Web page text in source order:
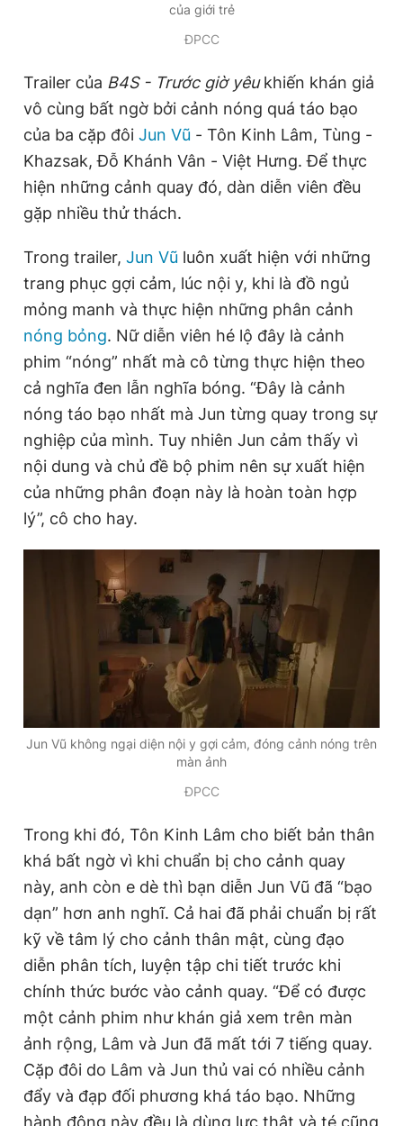
Theo dõi báo trên
Hotline
0906 645 777
Liên hệ quảng cáo
0908 780 404
Đặt báo Quảng cáo
Phó tổng biên tập thường trực: Hải Thành
Phó tổng biên tập: Lâm Hiếu Dũng
Phó tổng biên tập: Trần Việt Hưng
Tổng thư ký tòa soạn: Đức Trung
Giấy phép xuất bản số 110/GP - BTTTT cấp ngày 24.3.2020
© 2003-2026 Bản quyền thuộc về Báo Thanh Niên. Cấm sao
chép dưới mọi hình thức nếu không có sự chấp thuận bằng văn
bản. Phát triển bởi ePi Technologies, JSC.
của giới trẻ
ĐPCC
Trailer của B4S - Trước giờ yêukhiến khán giả
vô cùng bất ngờ bởi cảnh nóng quá táo bạo
của ba cặp đôi Jun Vũ - Tôn Kinh Lâm, Tùng -
Khazsak, Đỗ Khánh Vân - Việt Hưng. Để thực
hiện những cảnh quay đó, dàn diễn viên đều
gặp nhiều thử thách.
Trong trailer, Jun Vũ luôn xuất hiện với những
trang phục gợi cảm, lúc nội y, khi là đồ ngủ
mỏng manh và thực hiện những phân cảnh
nóng bỏng. Nữ diễn viên hé lộ đây là cảnh
phim “nóng” nhất mà cô từng thực hiện theo
cả nghĩa đen lẫn nghĩa bóng. “Đây là cảnh
nóng táo bạo nhất mà Jun từng quay trong sự
nghiệp của mình. Tuy nhiên Jun cảm thấy vì
nội dung và chủ đề bộ phim nên sự xuất hiện
của những phân đoạn này là hoàn toàn hợp
lý”, cô cho hay.
Jun Vũ không ngại diện nội y gợi cảm, đóng cảnh nóng trên
màn ảnh
ĐPCC
Trong khi đó, Tôn Kinh Lâm cho biết bản thân
khá bất ngờ vì khi chuẩn bị cho cảnh quay
này, anh còn e dè thì bạn diễn Jun Vũ đã “bạo
dạn” hơn anh nghĩ. Cả hai đã phải chuẩn bị rất
kỹ về tâm lý cho cảnh thân mật, cùng đạo
diễn phân tích, luyện tập chi tiết trước khi
chính thức bước vào cảnh quay. “Để có được
một cảnh phim như khán giả xem trên màn
ảnh rộng, Lâm và Jun đã mất tới 7 tiếng quay.
Cặp đôi do Lâm và Jun thủ vai có nhiều cảnh
đẩy và đạp đối phương khá táo bạo. Những
hành động này đều là dùng lực thật và té cũng